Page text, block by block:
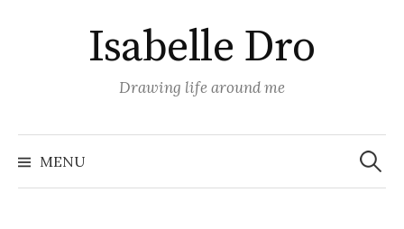
Isabelle Dro
Drawing life around me
MENU
Search
for: